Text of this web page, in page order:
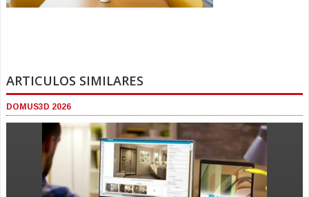
ARTICULOS SIMILARES
DOMUS3D 2026